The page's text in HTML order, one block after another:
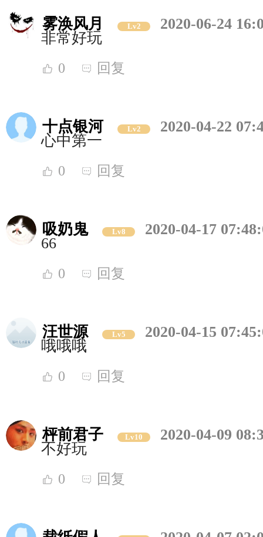
雾涣风月 Lv2
2020-06-24
非常好玩
0 回复
十点银河 Lv2
2020-04-22
心中第一
0 回复
吸奶鬼 Lv8
2020-04-17
66
0 回复
汪世源 Lv5
2020-04-15
哦哦哦
0 回复
枰前君子 Lv10
2020-04-09
不好玩
0 回复